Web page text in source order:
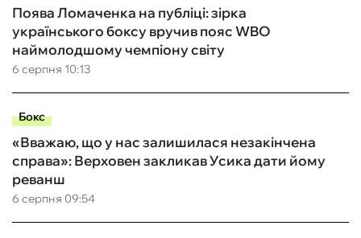
6 серпня 10:13
Поява Ломаченка на публіці: зірка
українського боксу вручив пояс WBO
наймолодшому чемпіону світу
Бокс
6 серпня 09:54
«Вважаю, що у нас залишилася незакінчена
справа»: Верховен закликав Усика дати йому
реванш